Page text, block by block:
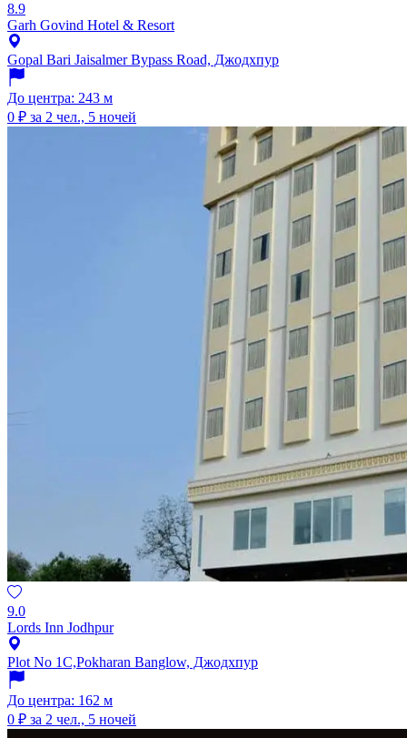
8.9
Garh Govind Hotel & Resort
Gopal Bari Jaisalmer Bypass Road, Джодхпур
До центра: 243 м
0 ₽ за 2 чел., 5 ночей
9.0
Lords Inn Jodhpur
Plot No 1C,Pokharan Banglow, Джодхпур
До центра: 162 м
0 ₽ за 2 чел., 5 ночей